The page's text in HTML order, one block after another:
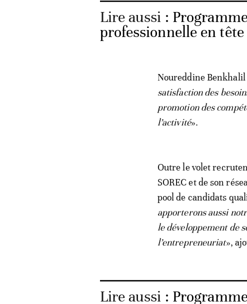
Lire aussi :
professionnelle en
Noureddine
satisfaction des
promotion des
l’activité».
Outre le volet
SOREC et de son
pool de candidats
apporterons aussi
le développement de
l’entrepreneuriat»,
Lire aussi :